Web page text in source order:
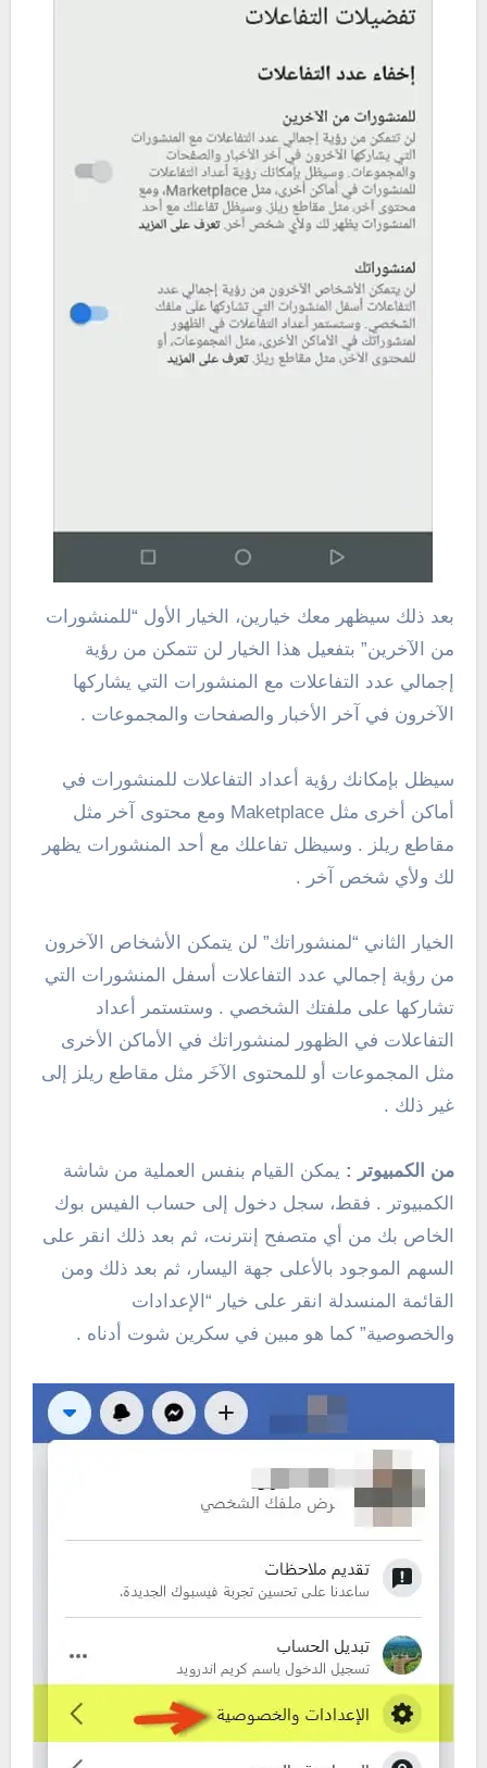
بعد ذلك سيظهر معك خيارين، الخيار الأول “للمنشورات
من الآخرين” بتفعيل هذا الخيار لن تتمكن من رؤية
إجمالي عدد التفاعلات مع المنشورات التي يشاركها
الآخرون في آخر الأخبار والصفحات والمجموعات .
سيظل بإمكانك رؤية أعداد التفاعلات للمنشورات في
أماكن أخرى مثل Maketplace ومع محتوى آخر مثل
مقاطع ريلز . وسيظل تفاعلك مع أحد المنشورات يظهر
لك ولأي شخص آخر .
الخيار الثاني “لمنشوراتك” لن يتمكن الأشخاص الآخرون
من رؤية إجمالي عدد التفاعلات أسفل المنشورات التي
تشاركها على ملفتك الشخصي . وستستمر أعداد
التفاعلات في الظهور لمنشوراتك في الأماكن الأخرى
مثل المجموعات أو للمحتوى الآخَر مثل مقاطع ريلز إلى
غير ذلك .
من الكمبيوتر : يمكن القيام بنفس العملية من شاشة
الكمبيوتر . فقط، سجل دخول إلى حساب الفيس بوك
الخاص بك من أي متصفح إنترنت، ثم بعد ذلك انقر على
السهم الموجود بالأعلى جهة اليسار، ثم بعد ذلك ومن
القائمة المنسدلة انقر على خيار “الإعدادات
والخصوصية” كما هو مبين في سكرين شوت أدناه .